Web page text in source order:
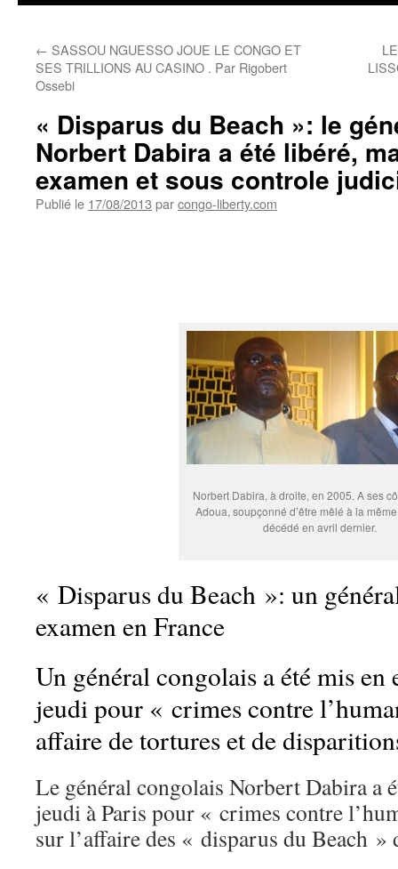
← SASSOU NGUESSO JOUE LE CONGO ET
SES TRILLIONS AU CASINO . Par Rigobert
Ossebi
« Disparus du Beach »: le
Norbert Dabira a été libéré,
examen et sous controle
Publié le 17/08/2013 parcongo-liberty.com
Norbert Dabira, à droite, en 2005. A ses
Adoua, soupçonné d’être mêlé à la
décédé en avril dernier.
« Disparus du Beach »: un
examen en France
Un général congolais a été mis en
jeudi pour « crimes contre
affaire de tortures et de
Le général congolais Norbert Dabira a
jeudi à Paris pour « crimes contre
sur l’affaire des « disparus du Beach »